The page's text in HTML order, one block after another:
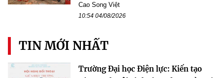
Cao Song Việt
10:54 04/08/2026
TIN MỚI NHẤT
Trường Đại học Điện lực: Kiến tạo